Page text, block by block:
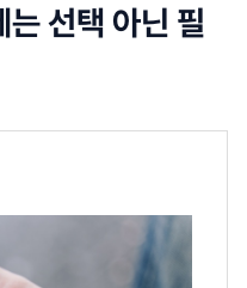
선택 아닌 필